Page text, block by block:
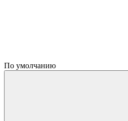
По умолчанию